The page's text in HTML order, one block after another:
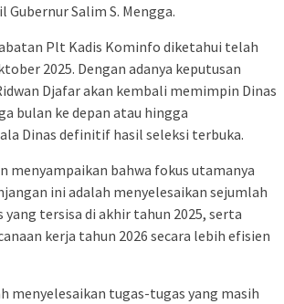
Gubernur Salim S. Mengga.
Plt Kadis Kominfo diketahui telah
2025. Dengan adanya keputusan
Djafar akan kembali memimpin Dinas
bulan ke depan atau hingga
Dinas definitif hasil seleksi terbuka.
menyampaikan bahwa fokus utamanya
ini adalah menyelesaikan sejumlah
tersisa di akhir tahun 2025, serta
kerja tahun 2026 secara lebih efisien
menyelesaikan tugas-tugas yang masih